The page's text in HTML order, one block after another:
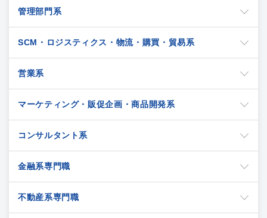
管理部門系
SCM・ロジスティクス・物流・購買・貿易系
営業系
マーケティング・販促企画・商品開発系
コンサルタント系
金融系専門職
不動産系専門職